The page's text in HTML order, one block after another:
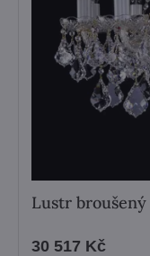
Lustr broušený
30 517 Kč